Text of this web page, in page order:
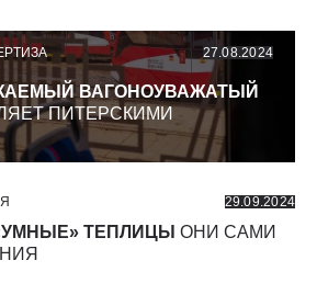
27.08.2024
ВАГОНОУВАЖАТЫЙ
ПИТЕРСКИМИ
29.09.2024
ТЕПЛИЦЫ ОНИ САМИ